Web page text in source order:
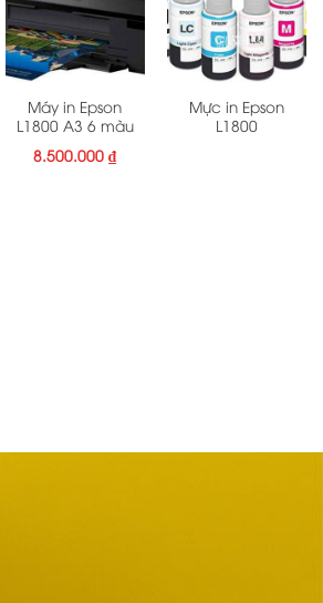
Máy in Epson
L1800 A3 6 màu
8.500.000₫
Mực in Epson
L1800